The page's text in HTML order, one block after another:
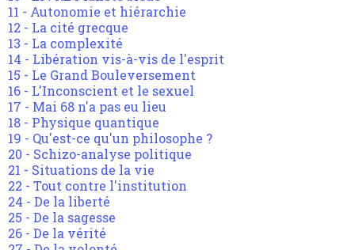
11 - Autonomie et hiérarchie
12 - La cité grecque
13 - La complexité
14 - Libération vis-à-vis de l'esprit
15 - Le Grand Bouleversement
16 - L'Inconscient et le sexuel
17 - Mai 68 n'a pas eu lieu
18 - Physique quantique
19 - Qu'est-ce qu'un philosophe ?
20 - Schizo-analyse politique
21 - Situations de la vie
22 - Tout contre l'institution
24 - De la liberté
25 - De la sagesse
26 - De la vérité